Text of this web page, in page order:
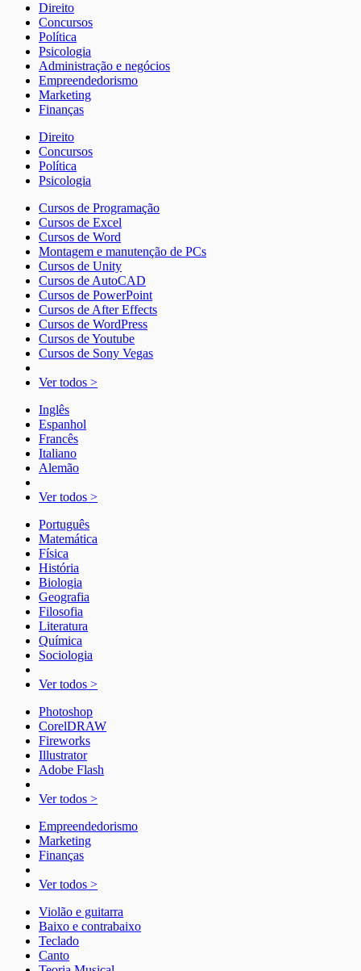
Direito
Concursos
Política
Psicologia
Administração e negócios
Empreendedorismo
Marketing
Finanças
Direito
Concursos
Política
Psicologia
Cursos de Programação
Cursos de Excel
Cursos de Word
Montagem e manutenção de PCs
Cursos de Unity
Cursos de AutoCAD
Cursos de PowerPoint
Cursos de After Effects
Cursos de WordPress
Cursos de Youtube
Cursos de Sony Vegas
Ver todos >
Inglês
Espanhol
Francês
Italiano
Alemão
Ver todos >
Português
Matemática
Física
História
Biologia
Geografia
Filosofia
Literatura
Química
Sociologia
Ver todos >
Photoshop
CorelDRAW
Fireworks
Illustrator
Adobe Flash
Ver todos >
Empreendedorismo
Marketing
Finanças
Ver todos >
Violão e guitarra
Baixo e contrabaixo
Teclado
Canto